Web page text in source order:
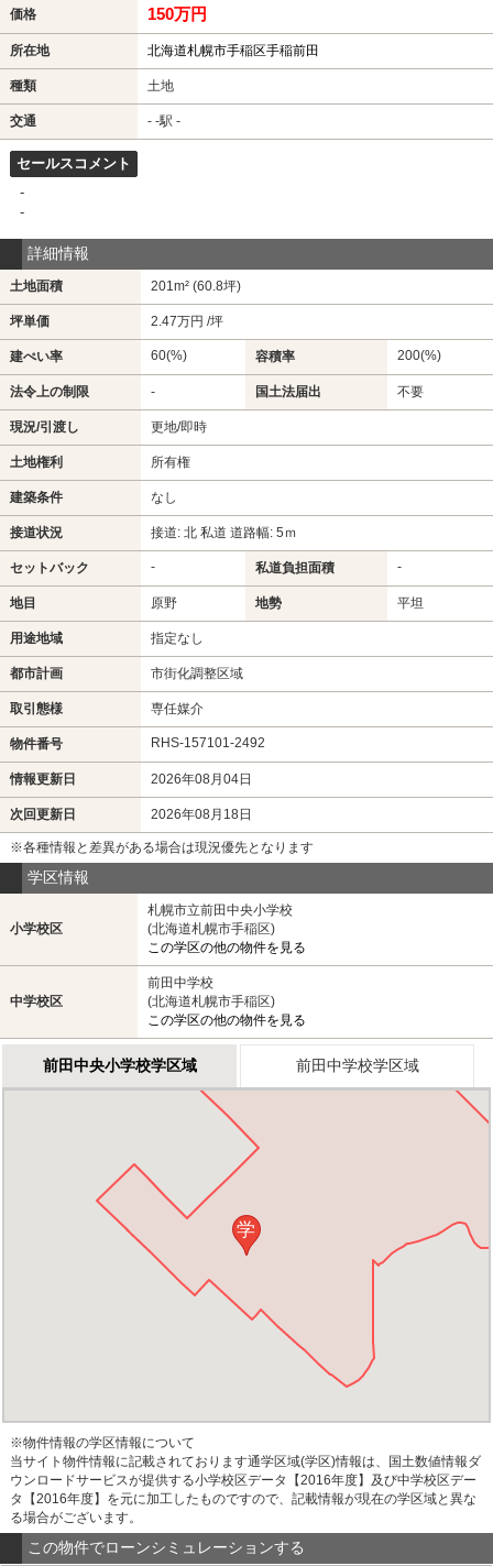
価格 150万円
所在地 北海道札幌市手稲区手稲前田
種類 土地
交通 - -駅 -
セールスコメント
-
-
詳細情報
土地面積 201m² (60.8坪)
坪単価 2.47万円 /坪
建ぺい率 60(%) 容積率 200(%)
法令上の制限 - 国土法届出 不要
現況/引渡し 更地/即時
土地権利 所有権
建築条件 なし
接道状況 接道: 北 私道 道路幅: 5ｍ
セットバック - 私道負担面積 -
地目 原野 地勢 平坦
用途地域 指定なし
都市計画 市街化調整区域
取引態様 専任媒介
物件番号 RHS-157101-2492
情報更新日 2026年08月04日
次回更新日 2026年08月18日
※各種情報と差異がある場合は現況優先となります
学区情報
小学校区
札幌市立前田中央小学校
(北海道札幌市手稲区)
この学区の他の物件を見る
中学校区
前田中学校
(北海道札幌市手稲区)
この学区の他の物件を見る
前田中央小学校学区域 前田中学校学区域
学
※物件情報の学区情報について
当サイト物件情報に記載されております通学区域(学区)情報は、国土数値情報ダ
ウンロードサービスが提供する小学校区データ【2016年度】及び中学校区デー
タ【2016年度】を元に加工したものですので、記載情報が現在の学区域と異な
る場合がございます。
この物件でローンシミュレーションする